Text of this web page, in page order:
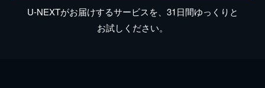
U-NEXTがお届けするサービスを、31日間ゆっくりと
お試しください。